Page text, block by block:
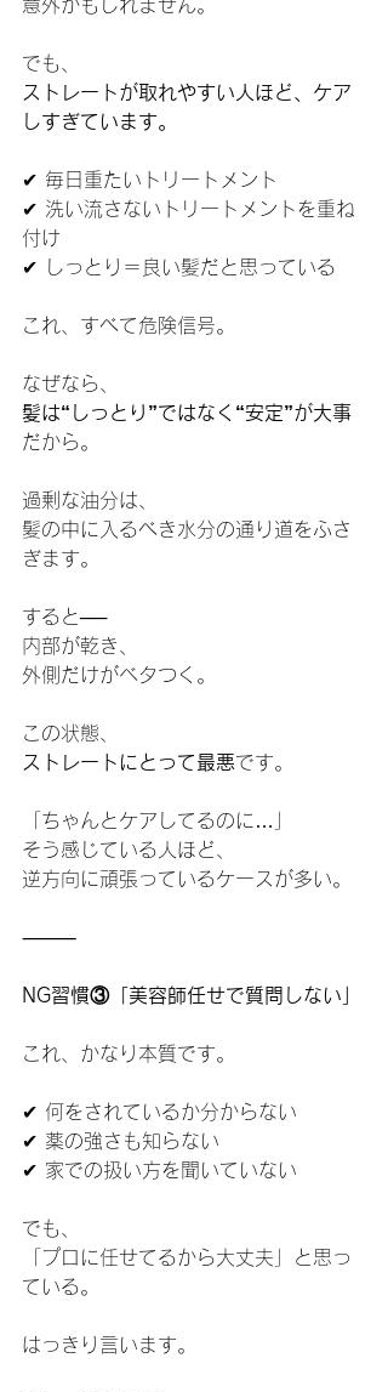
意外かもしれません。
でも、
ストレートが取れやすい人ほど、ケア
しすぎています。
✔ 毎日重たいトリートメント
✔ 洗い流さないトリートメントを重ね
付け
✔ しっとり＝良い髪だと思っている
これ、すべて危険信号。
なぜなら、
髪は“しっとり”ではなく“安定”が大事
だから。
過剰な油分は、
髪の中に入るべき水分の通り道をふさ
ぎます。
すると──
内部が乾き、
外側だけがベタつく。
この状態、
ストレートにとって最悪です。
「ちゃんとケアしてるのに…」
そう感じている人ほど、
逆方向に頑張っているケースが多い。
⸻
NG習慣③「美容師任せで質問しない」
これ、かなり本質です。
✔ 何をされているか分からない
✔ 薬の強さも知らない
✔ 家での扱い方を聞いていない
でも、
「プロに任せてるから大丈夫」と思っ
ている。
はっきり言います。